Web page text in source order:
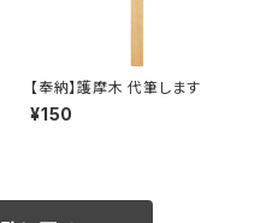
【奉納】護摩木 代筆します
¥150